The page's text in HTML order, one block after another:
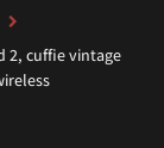
2, cuffie vintage